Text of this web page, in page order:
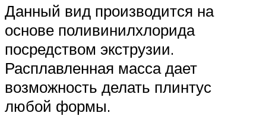
Данный вид производится на
основе поливинилхлорида
посредством экструзии.
Расплавленная масса дает
возможность делать плинтус
любой формы.